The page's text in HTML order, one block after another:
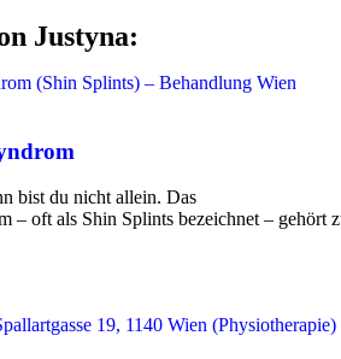
Justyna:
bist du nicht allein. Das
– oft als Shin Splints bezeichnet – gehört